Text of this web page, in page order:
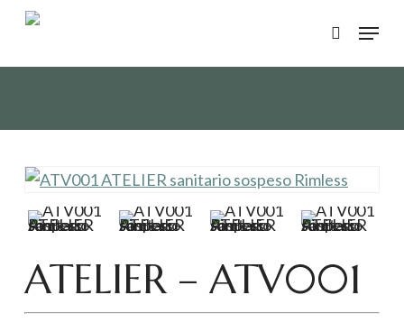
Skip
main
search
Menu
ATELIER – ATV001